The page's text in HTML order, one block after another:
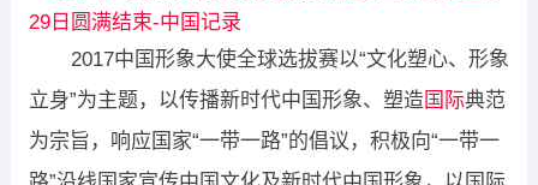
​ 2017中国形象大使全球选拔赛以“文化塑心、形象
立身”为主题，以传播新时代中国形象、塑造 国际典范
为宗旨，响应国家“一带一路”的倡议，积极向“一带一